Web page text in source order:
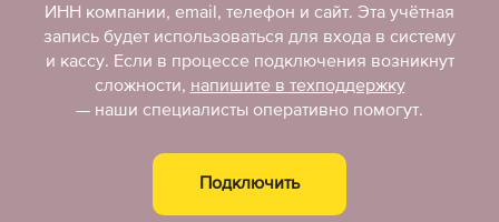
ИНН компании, email, телефон и сайт. Эта учётная
запись будет использоваться для входа в систему
и кассу. Если в процессе подключения возникнут
сложности, напишите в техподдержку
— наши специалисты оперативно помогут.
Подключить